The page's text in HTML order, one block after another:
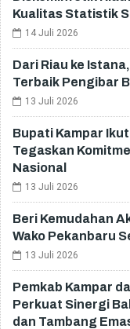
Kualitas Statistik
14 Juli 2026
Dari Riau ke
Terbaik Pengibar
13 Juli 2026
Bupati Kampar
Tegaskan
Nasional
13 Juli 2026
Beri Kemudahan
Wako Pekanbaru
13 Juli 2026
Pemkab Kampar
Perkuat Sinergi
dan Tambang